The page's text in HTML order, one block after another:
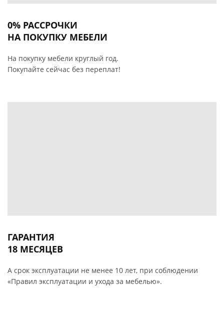
0% РАССРОЧКИ
НА ПОКУПКУ МЕБЕЛИ
На покупку мебели круглый год.
Покупайте сейчас без переплат!
ГАРАНТИЯ
18 МЕСЯЦЕВ
А срок эксплуатации не менее 10 лет, при соблюдении
«Правил эксплуатации и ухода за мебелью».